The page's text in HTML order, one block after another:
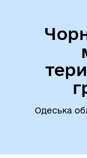
Одеська